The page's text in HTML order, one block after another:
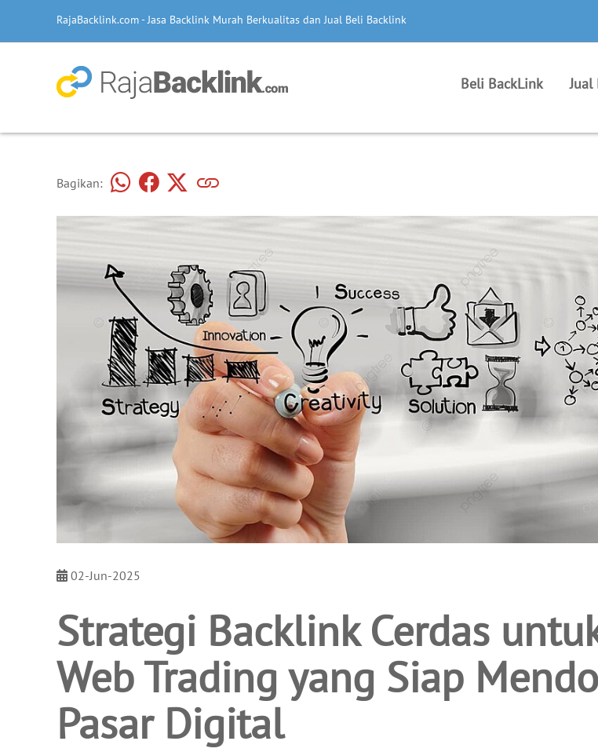
RajaBacklink.com - Jasa Backlink Murah Berkualitas dan Jual Beli Backlink
Beli BackLink Jual
Bagikan:
02-Jun-2025
Strategi Backlink Cerdas
Web Trading yang Siap
Pasar Digital